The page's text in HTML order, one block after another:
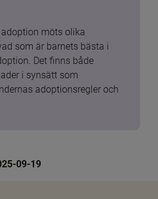
möts olika
som är barnets bästa i
Det finns både
i synsätt som
adoptionsregler och
09-19